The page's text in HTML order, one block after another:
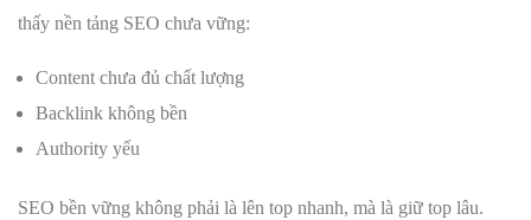
thấy nền tảng SEO chưa vững:
Content chưa đủ chất lượng
Backlink không bền
Authority yếu
SEO bền vững không phải là lên top nhanh, mà là giữ top lâu.